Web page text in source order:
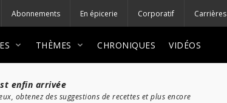
Abonnements En épicerie Corporatif Carrières
THÈMES CHRONIQUES VIDÉOS
enfin arrivée
obtenez des suggestions de recettes et plus encore